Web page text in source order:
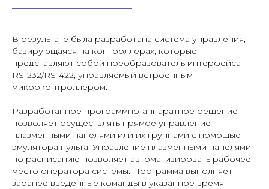
В результате была разработана система управления,
базирующаяся на контроллерах, которые
представляют собой преобразователь интерфейса
RS-232/RS-422, управляемый встроенным
микроконтроллером.
Разработанное программно-аппаратное решение
позволяет осуществлять прямое управление
плазменными панелями или их группами с помощью
эмулятора пульта. Управление плазменными панелями
по расписанию позволяет автоматизировать рабочее
место оператора системы. Программа выполняет
заранее введенные команды в указанное время